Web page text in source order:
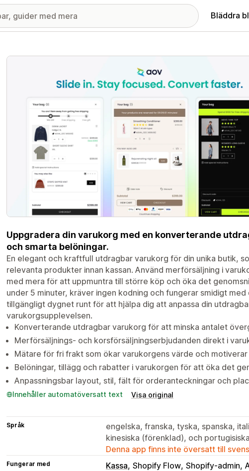
Bläddra
Galleri med utvalda bilder
Uppgradera din varukorg med en konverterande
och smarta belöningar.
En elegant och kraftfull utdragbar varukorg för din unika butik,
relevanta produkter innan kassan. Använd merförsäljning i
med mera för att uppmuntra till större köp och öka det
under 5 minuter, kräver ingen kodning och fungerar smidigt
tillgängligt dygnet runt för att hjälpa dig att anpassa din
varukorgsupplevelsen.
Konverterande utdragbar varukorg för att minska antalet
Merförsäljnings- och korsförsäljningserbjudanden direkt i
Mätare för fri frakt som ökar varukorgens värde och
Belöningar, tillägg och rabatter i varukorgen för att öka det
Anpassningsbar layout, stil, fält för orderanteckningar och
Innehåller automatöversatt text Visa original
Språk
engelska, franska, tyska, spanska,
kinesiska (förenklad), och
Denna app finns inte översatt till
Fungerar med Kassa Shopify Flow Shopify-admin